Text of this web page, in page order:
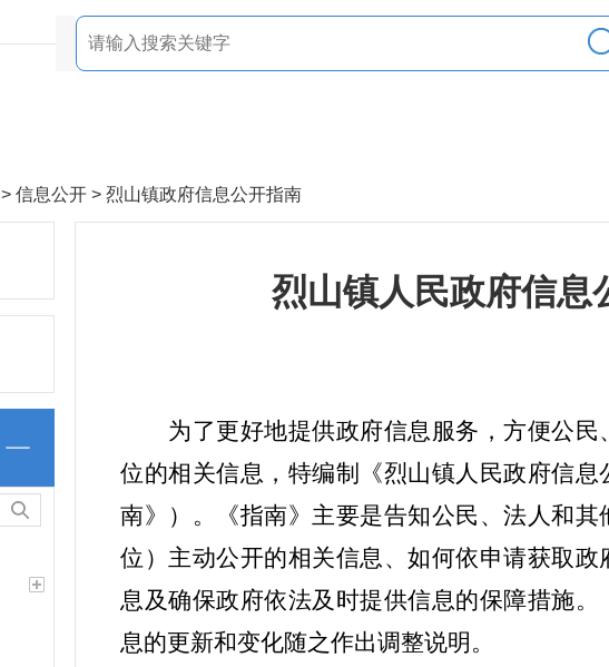
> 信息公开 > 烈山镇政府信息公开指南
烈山镇人民政府信息
为了更好地提供政府信息服务，方便公
位的相关信息，特编制《烈山镇人民政府信
南》）。《指南》主要是告知公民、法人和
位）主动公开的相关信息、如何依申请获取
息及确保政府依法及时提供信息的保障措施
息的更新和变化随之作出调整说明。